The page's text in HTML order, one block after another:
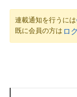
連載通知を行うには
既に会員の方は ロ